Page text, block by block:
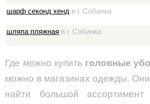
шарф секонд хенд в г. Собинка
шляпа пляжная в г. Собинка
Где можно купить головные
можно в магазинах одежды.
найти большой